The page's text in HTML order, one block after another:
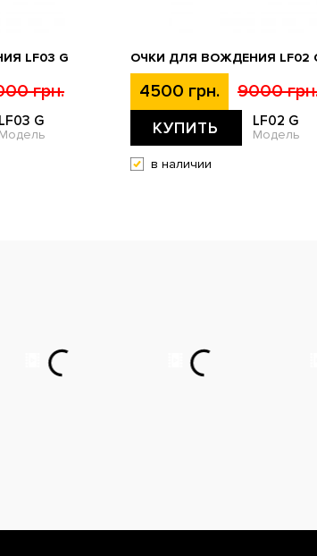
LF03 G
грн.
LF03 G
Модель
ОЧКИ ДЛЯ ВОЖДЕНИЯ LF02
4500 грн. 9000
КУПИТЬ LF02 G
Модель
в наличии